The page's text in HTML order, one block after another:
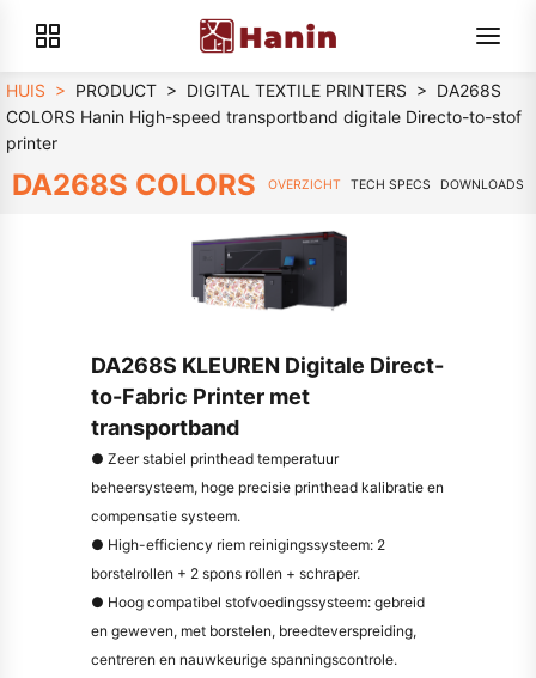
HUIS > PRODUCT > DIGITAL TEXTILE PRINTERS > DA268S
COLORS Hanin High-speed transportband digitale Directo-to-stof
printer
DA268S COLORS OVERZICHT TECH SPECS DOWNLOADS
DA268S KLEUREN Digitale Direct-
to-Fabric Printer met
transportband
● Zeer stabiel printhead temperatuur
beheersysteem, hoge precisie printhead kalibratie en
compensatie systeem.
● High-efficiency riem reinigingssysteem: 2
borstelrollen + 2 spons rollen + schraper.
● Hoog compatibel stofvoedingssysteem: gebreid
en geweven, met borstelen, breedteverspreiding,
centreren en nauwkeurige spanningscontrole.